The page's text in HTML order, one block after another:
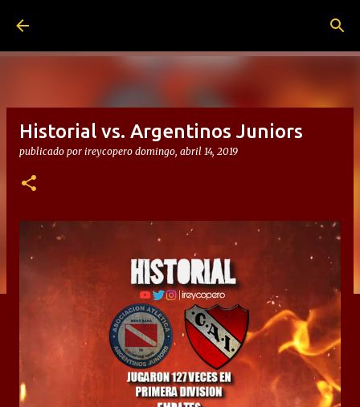
Historial vs. Argentinos Juniors
publicado por ireycopero domingo, abril 14, 2019